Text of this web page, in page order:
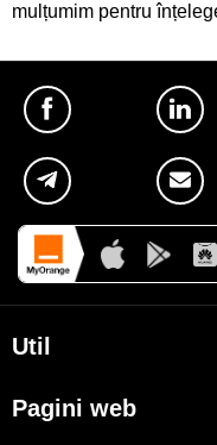
mulțumim pentru
Util
Pagini web